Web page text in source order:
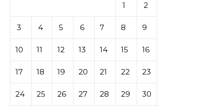
1 2
3 4 5 6 7 8 9
10 11 12 13 14 15 16
17 18 19 20 21 22 23
24 25 26 27 28 29 30